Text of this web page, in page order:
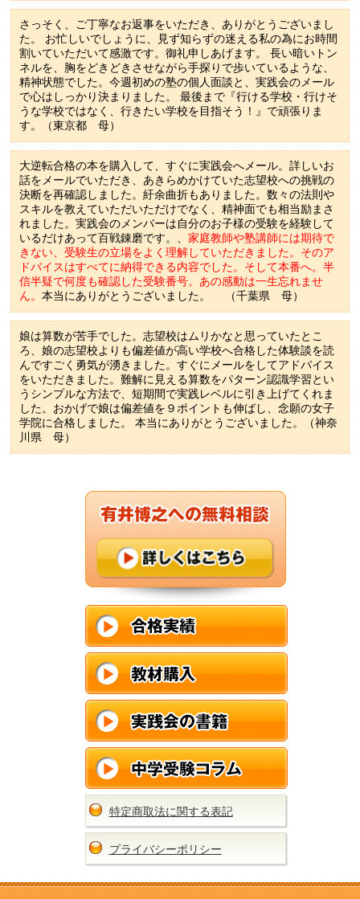
さっそく、ご丁寧なお返事をいただき、ありがとうございまし
た。 お忙しいでしょうに、見ず知らずの迷える私の為にお時間
割いていただいて感激です。御礼申しあげます。 長い暗いトン
ネルを、胸をどきどきさせながら手探りで歩いているような、
精神状態でした。今週初めの塾の個人面談と、実践会のメール
で心はしっかり決まりました。 最後まで『行ける学校・行けそ
うな学校ではなく、行きたい学校を目指そう！』で頑張りま
す。（東京都 母）
大逆転合格の本を購入して、すぐに実践会へメール。詳しいお
話をメールでいただき、あきらめかけていた志望校への挑戦の
決断を再確認しました。紆余曲折もありました。数々の法則や
スキルを教えていただいただけでなく、精神面でも相当励まさ
れました。実践会のメンバーは自分のお子様の受験を経験して
いるだけあって百戦錬磨です。、家庭教師や塾講師には期待で
きない、受験生の立場をよく理解していただきました。そのア
ドバイスはすべてに納得できる内容でした。そして本番へ。半
信半疑で何度も確認した受験番号。あの感動は一生忘れませ
ん。本当にありがとうございました。 （千葉県 母）
娘は算数が苦手でした。志望校はムリかなと思っていたとこ
ろ、娘の志望校よりも偏差値が高い学校へ合格した体験談を読
んですごく勇気が湧きました。すぐにメールをしてアドバイス
をいただきました。難解に見える算数をパターン認識学習とい
うシンプルな方法で、短期間で実践レベルに引き上げてくれま
した。おかげで娘は偏差値を９ポイントも伸ばし、念願の女子
学院に合格しました。 本当にありがとうございました。（神奈
川県 母）
特定商取法に関する表記
プライバシーポリシー